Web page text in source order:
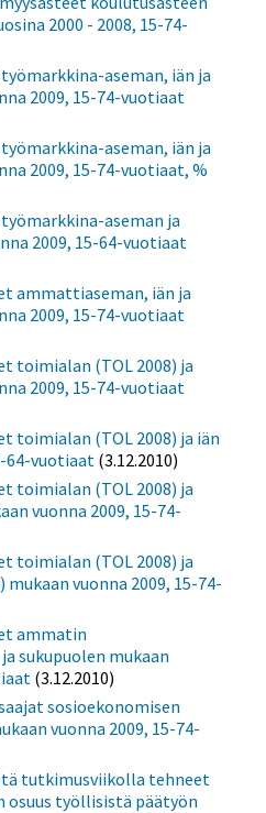
2000 - 2008, 15-74-
aseman, iän ja
2009, 15-74-vuotiaat
aseman, iän ja
2009, 15-74-vuotiaat, %
aseman ja
2009, 15-64-vuotiaat
ammattiaseman, iän ja
2009, 15-74-vuotiaat
toimialan (TOL 2008) ja
2009, 15-74-vuotiaat
toimialan (TOL 2008) ja iän
64-vuotiaat (3.12.2010)
toimialan (TOL 2008) ja
vuonna 2009, 15-74-
toimialan (TOL 2008) ja
vuonna 2009, 15-74-
ammatin
sukupuolen mukaan
(3.12.2010)
sosioekonomisen
vuonna 2009, 15-74-
tutkimusviikolla tehneet
osuus työllisistä päätyön